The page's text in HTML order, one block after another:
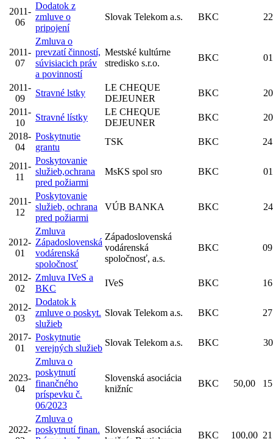
2011-
06
Dodatok z
zmluve o
pripojení
Slovak Telekom a.s. BKC
2011-
07
Zmluva o
prevzatí činností,
súvisiacich práv
a povinností
Mestské kultúrne
stredisko s.r.o.
BKC
2011-
09
Stravné lstky
LE CHEQUE
DEJEUNER
BKC
2011-
10
Stravné lístky
LE CHEQUE
DEJEUNER
BKC
2018-
04
Poskytnutie
grantu
TSK BKC
2011-
11
Poskytovanie
služieb,ochrana
pred požiarmi
MsKS spol sro BKC
2011-
12
Poskytovanie
služieb, ochrana
pred požiarmi
VÚB BANKA BKC
2012-
01
Zmluva
Západoslovenská
vodárenská
spoločnosť
Západoslovenská
vodárenská
spoločnosť, a.s.
BKC
2012-
02
Zmluva IVeS a
BKC
IVeS BKC
2012-
03
Dodatok k
zmluve o poskyt.
služieb
Slovak Telekom a.s. BKC
2017-
01
Poskytnutie
verejných služieb
Slovak Telekom a.s. BKC
2023-
04
Zmluva o
poskytnutí
finančného
príspevku č.
06/2023
Slovenská asociácia
knižníc
BKC 50,00
2022-
Zmluva o
poskytnutí finan. Slovenská asociácia
BKC 100,00